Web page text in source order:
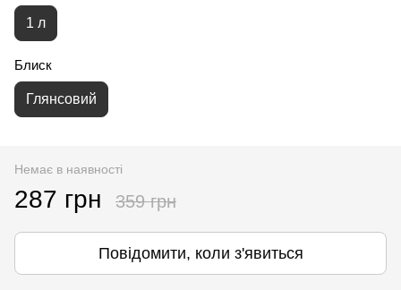
1 л
Блиск
Глянсовий
Немає в наявності
287 грн 359 грн
Повідомити, коли з'явиться